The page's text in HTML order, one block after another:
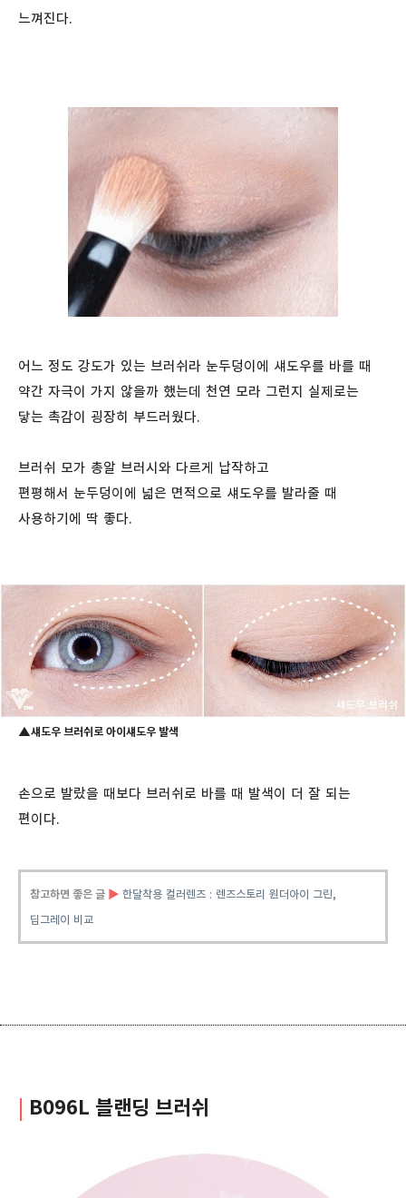
느껴진다.
어느 정도 강도가 있는 브러쉬라 눈두덩이에 섀도우를 바를 때
약간 자극이 가지 않을까 했는데 천연 모라 그런지 실제로는
닿는 촉감이 굉장히 부드러웠다.
브러쉬 모가 총알 브러시와 다르게 납작하고
편평해서 눈두덩이에 넓은 면적으로 섀도우를 발라줄 때
사용하기에 딱 좋다.
▲섀도우 브러쉬로 아이섀도우 발색
손으로 발랐을 때보다 브러쉬로 바를 때 발색이 더 잘 되는
편이다.
참고하면 좋은 글 ▶ 한달착용 컬러렌즈 : 렌즈스토리 원더아이 그린,
딥그레이 비교
B096L 블랜딩 브러쉬